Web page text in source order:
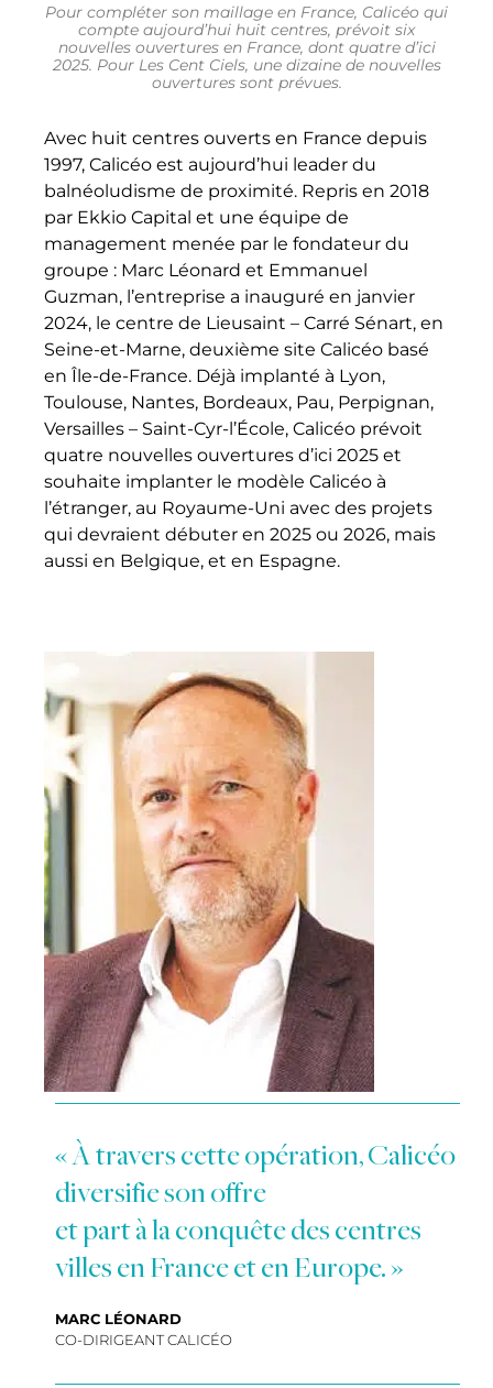
Pour compléter son maillage en France, Calicéo qui
compte aujourd’hui huit centres, prévoit six
nouvelles ouvertures en France, dont quatre d’ici
2025. Pour Les Cent Ciels, une dizaine de nouvelles
ouvertures sont prévues.
Avec huit centres ouverts en France depuis
1997, Calicéo est aujourd’hui leader du
balnéoludisme de proximité. Repris en 2018
par Ekkio Capital et une équipe de
management menée par le fondateur du
groupe : Marc Léonard et Emmanuel
Guzman, l’entreprise a inauguré en janvier
2024, le centre de Lieusaint – Carré Sénart, en
Seine-et-Marne, deuxième site Calicéo basé
en Île-de-France. Déjà implanté à Lyon,
Toulouse, Nantes, Bordeaux, Pau, Perpignan,
Versailles – Saint-Cyr-l’École, Calicéo prévoit
quatre nouvelles ouvertures d’ici 2025 et
souhaite implanter le modèle Calicéo à
l’étranger, au Royaume-Uni avec des projets
qui devraient débuter en 2025 ou 2026, mais
aussi en Belgique, et en Espagne.
« À travers cette opération, Calicéo
diversifie son offre
et part à la conquête des centres
villes en France et en Europe. »
MARC LÉONARD
CO-DIRIGEANT CALICÉO